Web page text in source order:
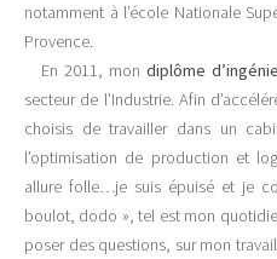
notamment à l’école Nationale
Provence.
En 2011, mon diplôme
secteur de l’Industrie. Afin
choisis de travailler dans un
l’optimisation de production et
allure folle…je suis épuisé et je
boulot, dodo », tel est mon
poser des questions, sur mon